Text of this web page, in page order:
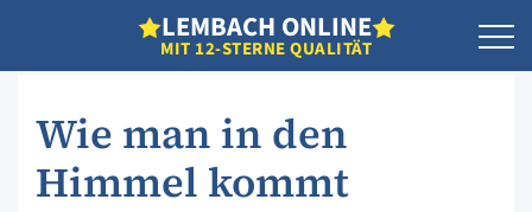
LEMBACH ONLINE
MIT 12-STERNE QUALITÄT
Wie man in den
Himmel kommt